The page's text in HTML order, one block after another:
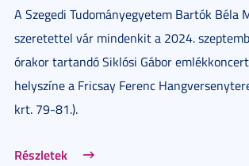
A Szegedi Tudományegyetem Bartók Béla
szeretettel vár mindenkit a 2024.
órakor tartandó Siklósi Gábor
helyszíne a Fricsay Ferenc
krt. 79-81.).
Részletek